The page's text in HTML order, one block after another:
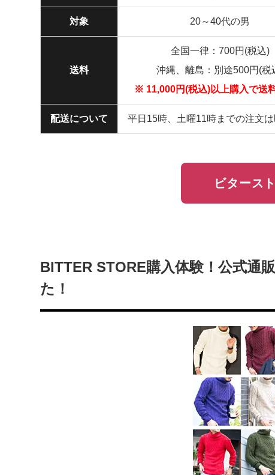
対象 20～40代の男
送料
全国一律：700円(税込)
沖縄、離島：別途500円(税
※ 11,000円(税込)以上購入で送
配送について 平日15時、土曜11時までの注文
ビタース
BITTER STORE購入体験！公式通
た！